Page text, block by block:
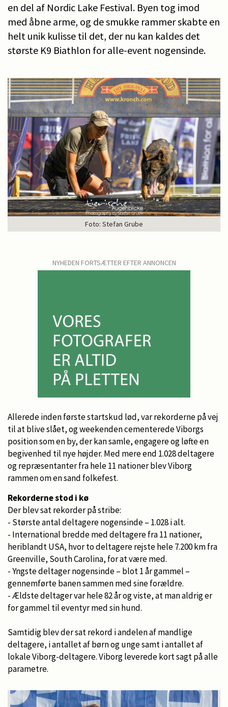
en del af Nordic Lake Festival. Byen tog imod
med åbne arme, og de smukke rammer skabte en
helt unik kulisse til det, der nu kan kaldes det
største K9 Biathlon for alle-event nogensinde.
Foto: Stefan Grube
NYHEDEN FORTSÆTTER EFTER ANNONCEN
Allerede inden første startskud lød, var rekorderne på vej
til at blive slået, og weekenden cementerede Viborgs
position som en by, der kan samle, engagere og løfte en
begivenhed til nye højder. Med mere end 1.028 deltagere
og repræsentanter fra hele 11 nationer blev Viborg
rammen om en sand folkefest.
Rekorderne stod i kø
Der blev sat rekorder på stribe:
- Største antal deltagere nogensinde – 1.028 i alt.
- International bredde med deltagere fra 11 nationer,
heriblandt USA, hvor to deltagere rejste hele 7.200 km fra
Greenville, South Carolina, for at være med.
- Yngste deltager nogensinde – blot 1 år gammel –
gennemførte banen sammen med sine forældre.
- Ældste deltager var hele 82 år og viste, at man aldrig er
for gammel til eventyr med sin hund.
Samtidig blev der sat rekord i andelen af mandlige
deltagere, i antallet af børn og unge samt i antallet af
lokale Viborg-deltagere. Viborg leverede kort sagt på alle
parametre.